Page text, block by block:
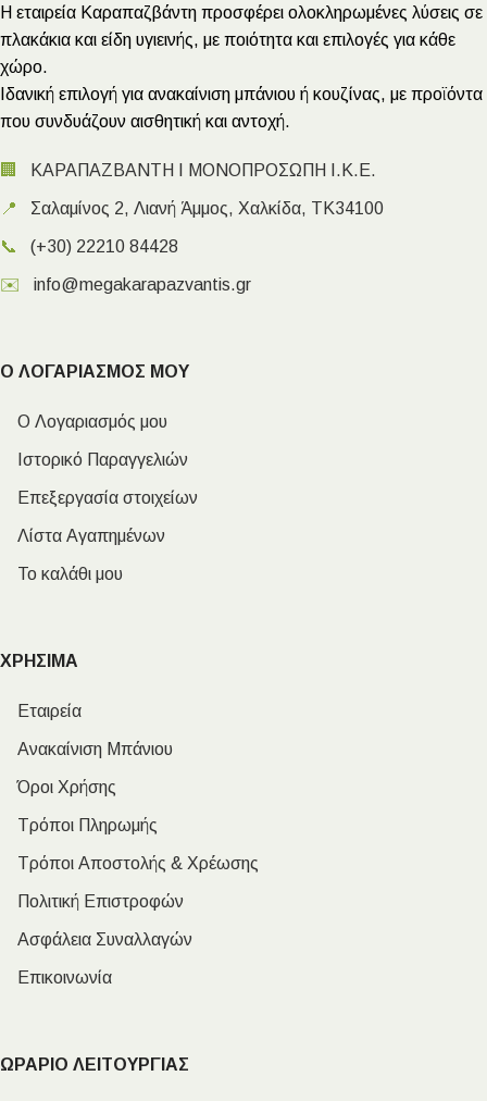
Η εταιρεία Καραπαζβάντη προσφέρει ολοκληρωμένες λύσεις σε
πλακάκια και είδη υγιεινής, με ποιότητα και επιλογές για κάθε
χώρο.
Ιδανική επιλογή για ανακαίνιση μπάνιου ή κουζίνας, με προϊόντα
που συνδυάζουν αισθητική και αντοχή.
🏢 ΚΑΡΑΠΑΖΒΑΝΤΗ Ι ΜΟΝΟΠΡΟΣΩΠΗ Ι.Κ.Ε.
📍 Σαλαμίνος 2, Λιανή Άμμος, Χαλκίδα, ΤΚ34100
📞 (+30) 22210 84428
✉️ info@megakarapazvantis.gr
Ο ΛΟΓΑΡΙΑΣΜΟΣ ΜΟΥ
Ο Λογαριασμός μου
Ιστορικό Παραγγελιών
Επεξεργασία στοιχείων
Λίστα Αγαπημένων
Το καλάθι μου
ΧΡΗΣΙΜΑ
Εταιρεία
Ανακαίνιση Μπάνιου
Όροι Χρήσης
Τρόποι Πληρωμής
Τρόποι Αποστολής & Χρέωσης
Πολιτική Επιστροφών
Ασφάλεια Συναλλαγών
Επικοινωνία
ΩΡΑΡΙΟ ΛΕΙΤΟΥΡΓΙΑΣ